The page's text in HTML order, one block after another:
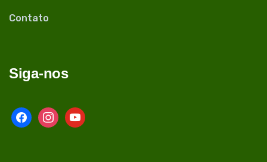
Contato
Siga-nos
facebookinstagram
youtube